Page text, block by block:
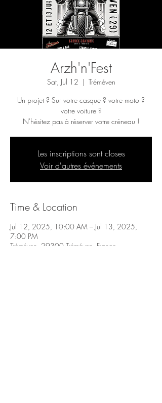
Arzh'n'Fest
Sat, Jul 12
  |
Tréméven
Un projet ? Sur votre casque ? votre moto ?
votre voiture ?
N'hésitez pas à réserver votre créneau !
Les inscriptions sont closes
Voir d'autres événements
Time & Location
Jul 12, 2025, 10:00 AM – Jul 13, 2025,
7:00 PM
Tréméven, 29300 Tréméven, France